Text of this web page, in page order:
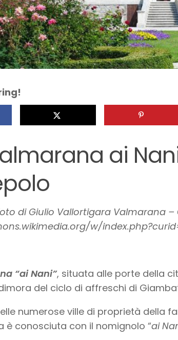
ai
di Giulio Vallortigara Valmarana
w/
“ai Nani”, situata alle porte della
del ciclo di affreschi di
numerose ville di proprietà della
è conosciuta con il nomignolo “ai